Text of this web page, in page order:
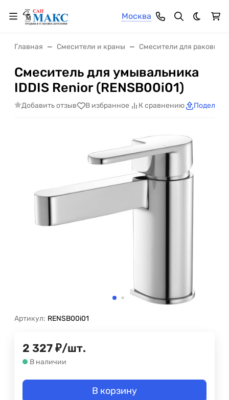
Москва
Темная
Главная Смесители и краны Смесители для раковины
Смеситель для умывальника
IDDIS Renior (RENSB00i01)
Добавить отзыв В избранное К сравнению
Артикул: RENSB00i01
2 327 ₽/шт.
В наличии
В корзину